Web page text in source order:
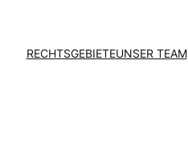
RECHTSGEBIETEUNSER TEAM